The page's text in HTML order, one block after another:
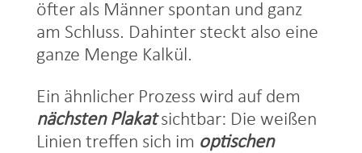
öfter als Männer spontan und ganz
am Schluss. Dahinter steckt also eine
ganze Menge Kalkül.
Ein ähnlicher Prozess wird auf dem
nächsten Plakatsichtbar: Die weißen
Linien treffen sich im optischen